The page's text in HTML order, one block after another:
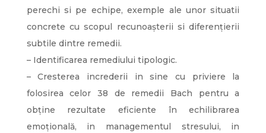
perechi si pe echipe, exemple ale unor situatii
concrete cu scopul recunoașterii si diferențierii
subtile dintre remedii.
– Identificarea remediului tipologic.
– Cresterea increderii in sine cu priviere la
folosirea celor 38 de remedii Bach pentru a
obține rezultate eficiente în echilibrarea
emoțională, in managementul stresului, in